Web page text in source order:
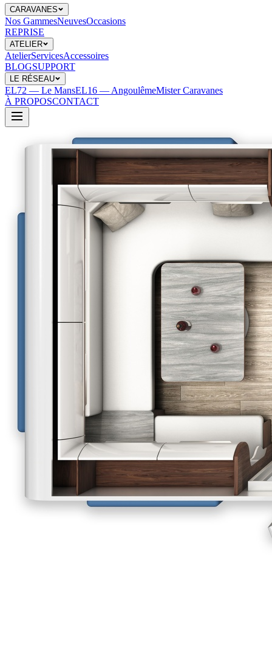
CARAVANES
Nos GammesNeuvesOccasions
REPRISE
ATELIER
AtelierServicesAccessoires
BLOGSUPPORT
LE RÉSEAU
EL72 — Le MansEL16 — AngoulêmeMister Caravanes
À PROPOSCONTACT